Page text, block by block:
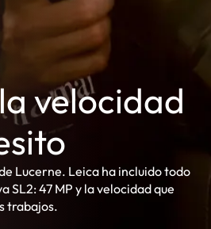
velocidad
Lucerne. Leica ha incluido todo
SL2: 47 MP y la velocidad que
trabajos.